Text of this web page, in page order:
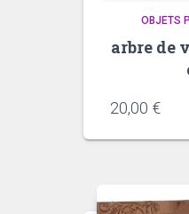
OBJETS
arbre de
20,00 €